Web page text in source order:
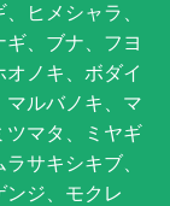
ヒメシャラ、
、ブナ、フヨ
ノキ、ボダイ
ルバノキ、マ
ツマタ、ミヤギ
サキシキブ、
ジ、モクレ